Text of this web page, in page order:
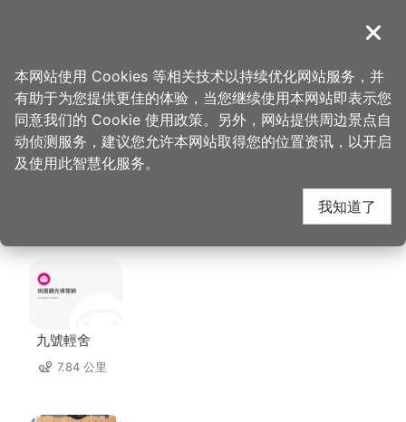
導覽
首页 > 想去的地方 > 美食、购物 > 达令大林 创意冰品
达令大林 创意冰品 周
边住宿
九號輕舍
7.84 公里
关闭
本网站使用 Cookies 等相关技术以持续优化网站服务，并
有助于为您提供更佳的体验，当您继续使用本网站即表示您
同意我们的 Cookie 使用政策。另外，网站提供周边景点自
动侦测服务，建议您允许本网站取得您的位置资讯，以开启
及使用此智慧化服务。
我知道了